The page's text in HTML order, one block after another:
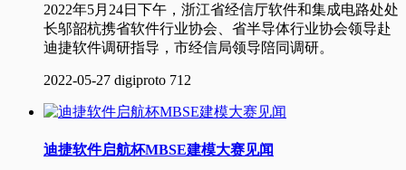
2022年5月24日下午，浙江省经信厅软件和集成电路处处
长邬韶杭携省软件行业协会、省半导体行业协会领导赴
迪捷软件调研指导，市经信局领导陪同调研。
2022-05-27 digiproto 712
迪捷软件启航杯MBSE建模大赛见闻